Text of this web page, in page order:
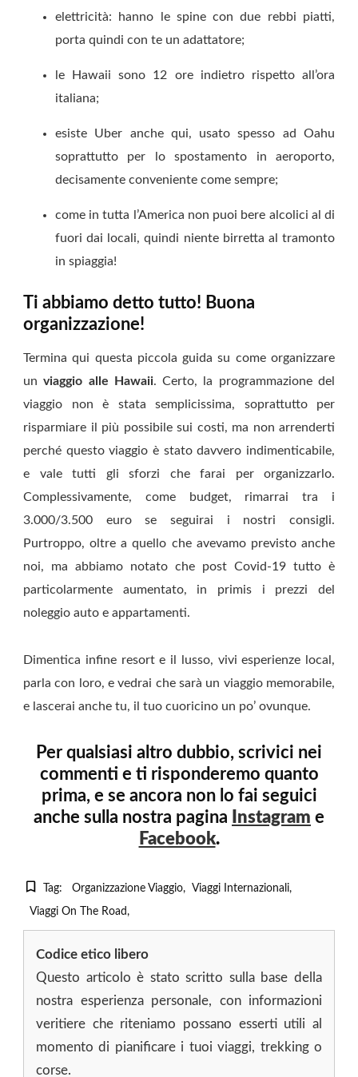
elettricità: hanno le spine con due rebbi piatti,
porta quindi con te un adattatore;
le Hawaii sono 12 ore indietro rispetto all’ora
italiana;
esiste Uber anche qui, usato spesso ad Oahu
soprattutto per lo spostamento in aeroporto,
decisamente conveniente come sempre;
come in tutta l’America non puoi bere alcolici al di
fuori dai locali, quindi niente birretta al tramonto
in spiaggia!
Ti abbiamo detto tutto! Buona
organizzazione!
Termina qui questa piccola guida su come organizzare
unviaggio alle Hawaii. Certo, la programmazione del
viaggio non è stata semplicissima, soprattutto per
risparmiare il più possibile sui costi, ma non arrenderti
perché questo viaggio è stato davvero indimenticabile,
e vale tutti gli sforzi che farai per organizzarlo.
Complessivamente, come budget, rimarrai tra i
3.000/3.500 euro se seguirai i nostri consigli.
Purtroppo, oltre a quello che avevamo previsto anche
noi, ma abbiamo notato che post Covid-19 tutto è
particolarmente aumentato, in primis i prezzi del
noleggio auto e appartamenti.
Dimentica infine resort e il lusso, vivi esperienze local,
parla con loro, e vedrai che sarà un viaggio memorabile,
e lascerai anche tu, il tuo cuoricino un po’ ovunque.
Per qualsiasi altro dubbio, scrivici nei
commenti e ti risponderemo quanto
prima, e se ancora non lo fai seguici
anche sulla nostra pagina
Instagram e
Facebook.
Tag: Organizzazione Viaggio Viaggi Internazionali
Viaggi On The Road
Codice etico libero
Questo articolo è stato scritto sulla base della
nostra esperienza personale, con informazioni
veritiere che riteniamo possano esserti utili al
momento di pianificare i tuoi viaggi, trekking o
corse.